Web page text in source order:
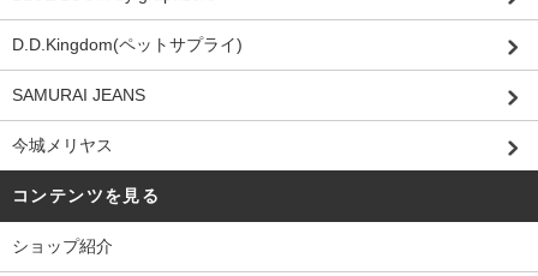
D.D.Kingdom(ペットサプライ)
SAMURAI JEANS
今城メリヤス
コンテンツを見る
ショップ紹介